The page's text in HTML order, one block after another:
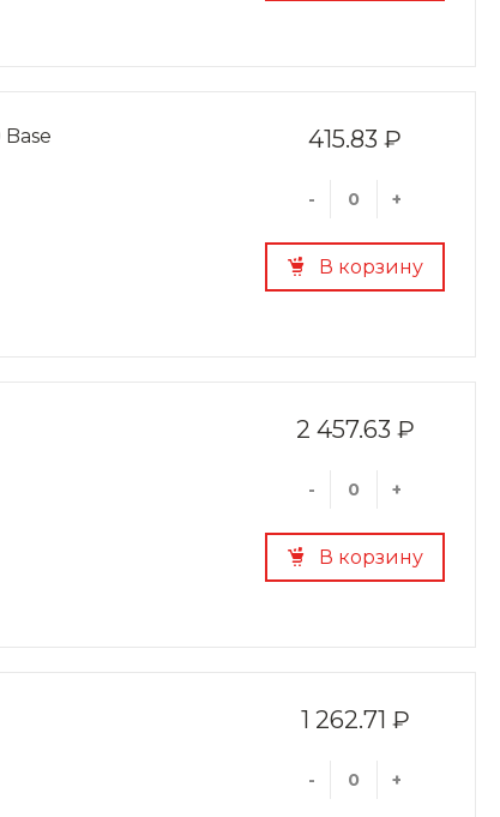
415.83 ₽
- +
В корзину
2 457.63 ₽
- +
В корзину
1 262.71 ₽
- +